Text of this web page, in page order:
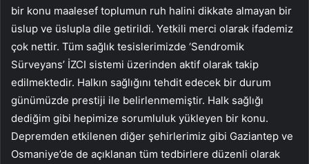
bir konu maalesef toplumun ruh halini dikkate almayan bir
üslup ve üslupla dile getirildi. Yetkili merci olarak ifademiz
çok nettir. Tüm sağlık tesislerimizde ‘Sendromik
Sürveyans’ İZCI sistemi üzerinden aktif olarak takip
edilmektedir. Halkın sağlığını tehdit edecek bir durum
günümüzde prestiji ile belirlenmemiştir. Halk sağlığı
dediğim gibi hepimize sorumluluk yükleyen bir konu.
Depremden etkilenen diğer şehirlerimiz gibi Gaziantep ve
Osmaniye’de de açıklanan tüm tedbirlere düzenli olarak